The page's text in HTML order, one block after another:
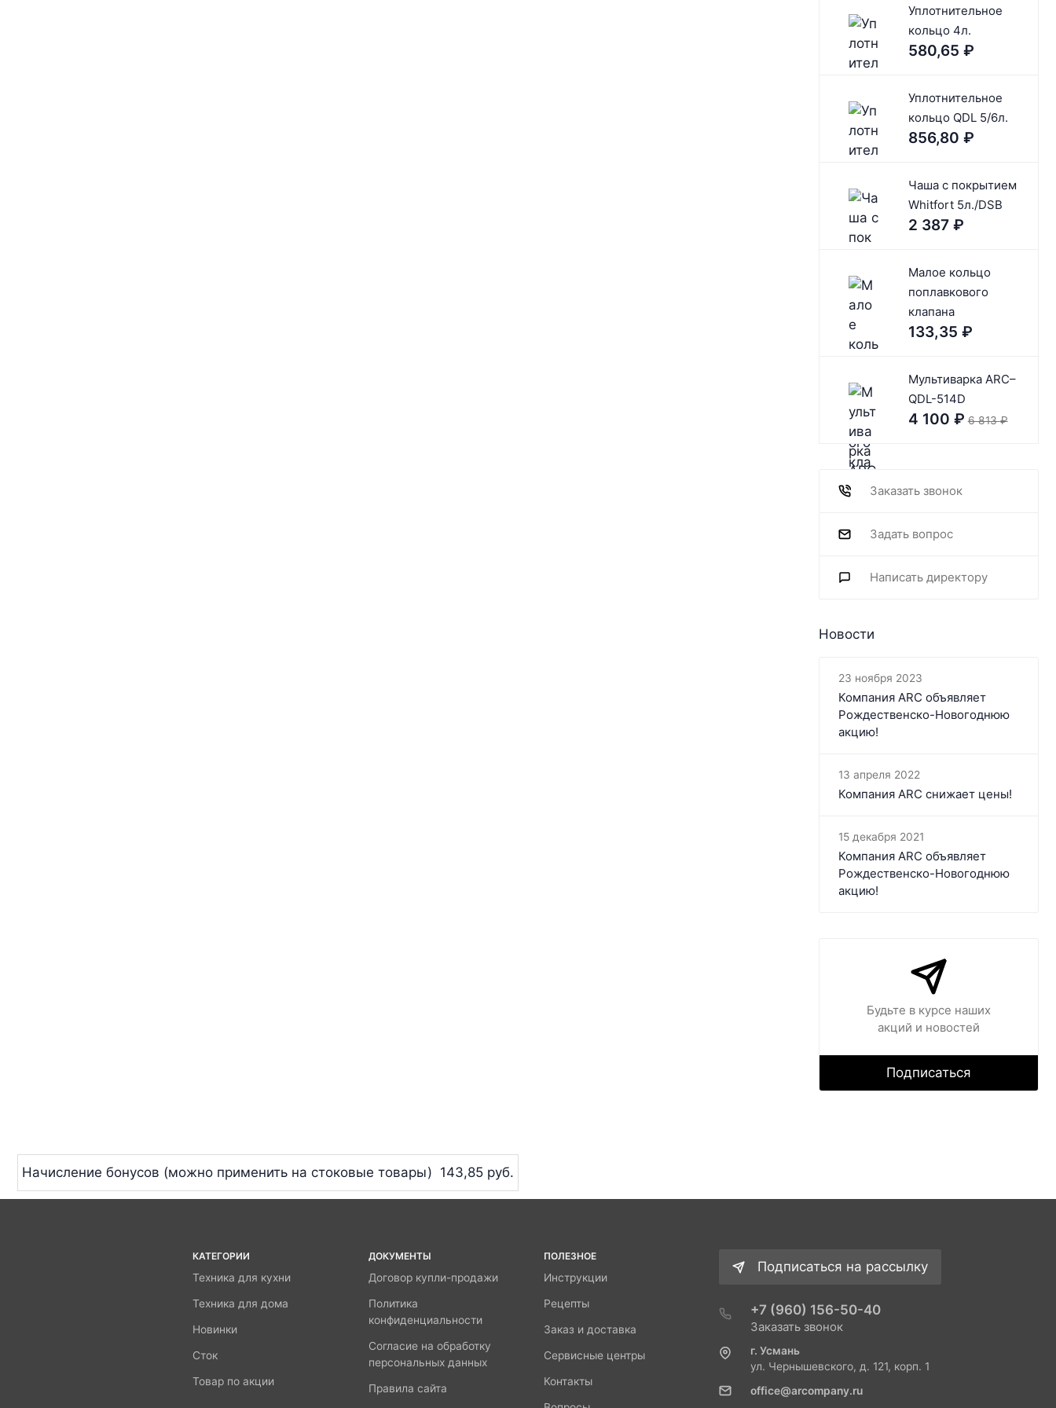
Уплотнительное
кольцо 4л.
580,65 ₽
Уплотнительное
кольцо QDL 5/6л.
856,80 ₽
Чaшa c покрытием
Whitfort 5л./DSB
2 387 ₽
Малое кольцо
поплавкового
клапана
133,35 ₽
Мультиварка ARC–
QDL-514D
4 100 ₽ 6 813₽
Заказать звонок
Задать вопрос
Написать директору
Новости
23 ноября 2023
Компания ARC объявляет
Рождественско-Новогоднюю
акцию!
13 апреля 2022
Компания ARC​ снижает цены!
15 декабря 2021
Компания ARC объявляет
Рождественско-Новогоднюю
акцию!
Будьте в курсе наших
акций и новостей
Подписаться
Начисление бонусов (можно применить на стоковые товары) 143,85 руб.
КАТЕГОРИИ
Техника для кухни
Техника для дома
Новинки
Сток
Товар по акции
ДОКУМЕНТЫ
Договор купли-продажи
Политика
конфиденциальности
Согласие на обработку
персональных данных
Правила сайта
ПОЛЕЗНОЕ
Инструкции
Рецепты
Заказ и доставка
Сервисные центры
Контакты
Подписаться на рассылку
+7 (960) 156-50-40
Заказать звонок
г. Усмань
ул. Чернышевского, д. 121, корп. 1
office@arcompany.ru